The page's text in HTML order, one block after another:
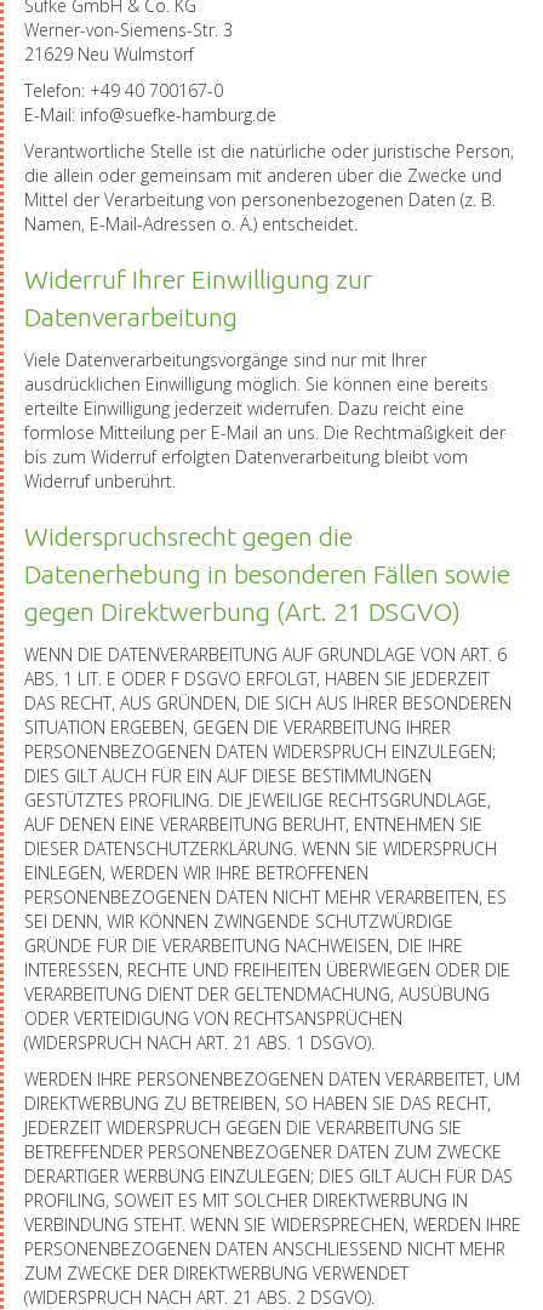
Süfke GmbH & Co. KG
Werner-von-Siemens-Str. 3
21629 Neu Wulmstorf
Telefon: +49 40 700167-0
E-Mail: info@suefke-hamburg.de
Verantwortliche Stelle ist die natürliche oder juristische Person,
die allein oder gemeinsam mit anderen über die Zwecke und
Mittel der Verarbeitung von personenbezogenen Daten (z. B.
Namen, E-Mail-Adressen o. Ä.) entscheidet.
Widerruf Ihrer Einwilligung zur
Datenverarbeitung
Viele Datenverarbeitungsvorgänge sind nur mit Ihrer
ausdrücklichen Einwilligung möglich. Sie können eine bereits
erteilte Einwilligung jederzeit widerrufen. Dazu reicht eine
formlose Mitteilung per E-Mail an uns. Die Rechtmäßigkeit der
bis zum Widerruf erfolgten Datenverarbeitung bleibt vom
Widerruf unberührt.
Widerspruchsrecht gegen die
Datenerhebung in besonderen Fällen sowie
gegen Direktwerbung (Art. 21 DSGVO)
WENN DIE DATENVERARBEITUNG AUF GRUNDLAGE VON ART. 6
ABS. 1 LIT. E ODER F DSGVO ERFOLGT, HABEN SIE JEDERZEIT
DAS RECHT, AUS GRÜNDEN, DIE SICH AUS IHRER BESONDEREN
SITUATION ERGEBEN, GEGEN DIE VERARBEITUNG IHRER
PERSONENBEZOGENEN DATEN WIDERSPRUCH EINZULEGEN;
DIES GILT AUCH FÜR EIN AUF DIESE BESTIMMUNGEN
GESTÜTZTES PROFILING. DIE JEWEILIGE RECHTSGRUNDLAGE,
AUF DENEN EINE VERARBEITUNG BERUHT, ENTNEHMEN SIE
DIESER DATENSCHUTZERKLÄRUNG. WENN SIE WIDERSPRUCH
EINLEGEN, WERDEN WIR IHRE BETROFFENEN
PERSONENBEZOGENEN DATEN NICHT MEHR VERARBEITEN, ES
SEI DENN, WIR KÖNNEN ZWINGENDE SCHUTZWÜRDIGE
GRÜNDE FÜR DIE VERARBEITUNG NACHWEISEN, DIE IHRE
INTERESSEN, RECHTE UND FREIHEITEN ÜBERWIEGEN ODER DIE
VERARBEITUNG DIENT DER GELTENDMACHUNG, AUSÜBUNG
ODER VERTEIDIGUNG VON RECHTSANSPRÜCHEN
(WIDERSPRUCH NACH ART. 21 ABS. 1 DSGVO).
WERDEN IHRE PERSONENBEZOGENEN DATEN VERARBEITET, UM
DIREKTWERBUNG ZU BETREIBEN, SO HABEN SIE DAS RECHT,
JEDERZEIT WIDERSPRUCH GEGEN DIE VERARBEITUNG SIE
BETREFFENDER PERSONENBEZOGENER DATEN ZUM ZWECKE
DERARTIGER WERBUNG EINZULEGEN; DIES GILT AUCH FÜR DAS
PROFILING, SOWEIT ES MIT SOLCHER DIREKTWERBUNG IN
VERBINDUNG STEHT. WENN SIE WIDERSPRECHEN, WERDEN IHRE
PERSONENBEZOGENEN DATEN ANSCHLIESSEND NICHT MEHR
ZUM ZWECKE DER DIREKTWERBUNG VERWENDET
(WIDERSPRUCH NACH ART. 21 ABS. 2 DSGVO).